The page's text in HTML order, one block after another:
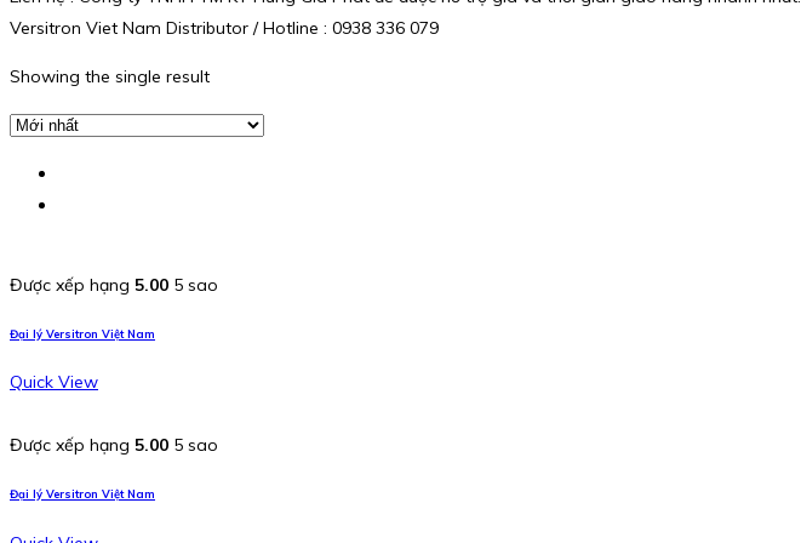
Versitron Viet Nam Distributor / Hotline : 0938 336 079
Showing the single result
Được xếp hạng 5.00 5 sao
Đại lý Versitron Việt Nam
Quick View
Được xếp hạng 5.00 5 sao
Đại lý Versitron Việt Nam